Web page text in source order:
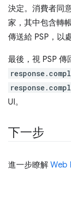
決定。消費者同
家，其中包含轉
傳送給 PSP，以
最後，視 PSP 傳
UI。
下一步
進一步瞭解 Web